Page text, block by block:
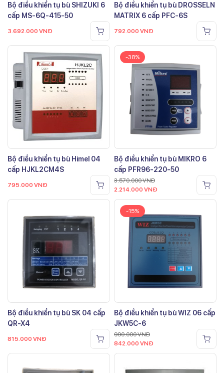
Bộ điều khiển tụ bù SHIZUKI 6
cấp MS-6Q-415-50
3.692.000 VNĐ
Bộ điều khiển tụ bù DROSSELN
MATRIX 6 cấp PFC-6S
792.000 VNĐ
Bộ điều khiển tụ bù Himel 04
cấp HJKL2CM4S
795.000 VNĐ
-38%
Bộ điều khiển tụ bù MIKRO 6
cấp PFR96-220-50
3.570.000VNĐ
2.214.000 VNĐ
Bộ điều khiển tụ bù SK 04 cấp
QR-X4
815.000 VNĐ
-15%
Bộ điều khiển tụ bù WIZ 06 cấp
JKW5C-6
990.000VNĐ
842.000 VNĐ